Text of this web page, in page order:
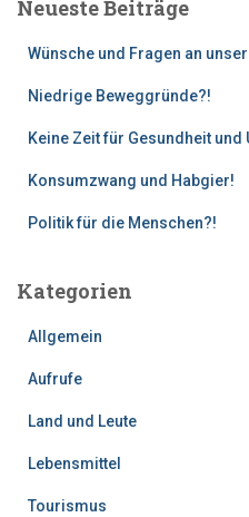
n
Neueste Beiträge
Wünsche und Fragen an
Niedrige Beweggründe?!
Keine Zeit für Gesundheit und
Konsumzwang und Habgier!
Politik für die Menschen?!
Kategorien
Allgemein
Aufrufe
Land und Leute
Lebensmittel
Tourismus